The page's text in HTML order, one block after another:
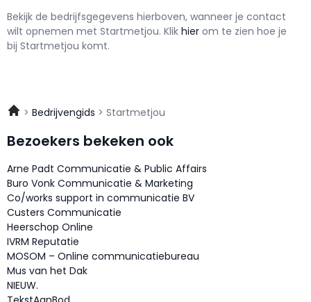
Bekijk de bedrijfsgegevens hierboven, wanneer je contact
wilt opnemen met Startmetjou. Klik hier om te zien hoe je
bij Startmetjou komt.
Bedrijvengids Startmetjou
Bezoekers bekeken ook
Arne Padt Communicatie & Public Affairs
Buro Vonk Communicatie & Marketing
Co/works support in communicatie BV
Custers Communicatie
Heerschop Online
IVRM Reputatie
MOSOM – Online communicatiebureau
Mus van het Dak
NIEUW.